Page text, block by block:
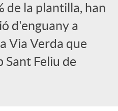
de la plantilla, han
d'enguany a
Via Verda que
Feliu de